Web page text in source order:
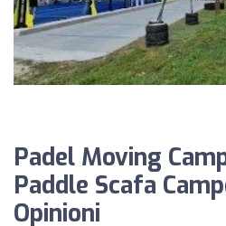
Padel Moving
Paddle Scafa
Opinioni